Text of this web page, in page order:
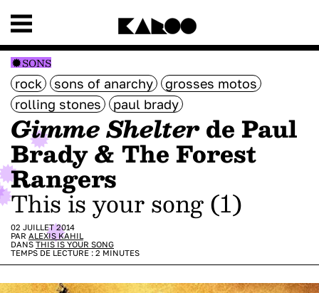
SONS
rock sons of anarchy
grosses motos
rolling stones
paul brady
Gimme Shelterde Paul
Brady & The Forest
Rangers
This is your song (1)
02 JUILLET 2014
PAR ALEXIS KAHIL
DANS THIS IS YOUR SONG
TEMPS DE LECTURE : 2 MINUTES